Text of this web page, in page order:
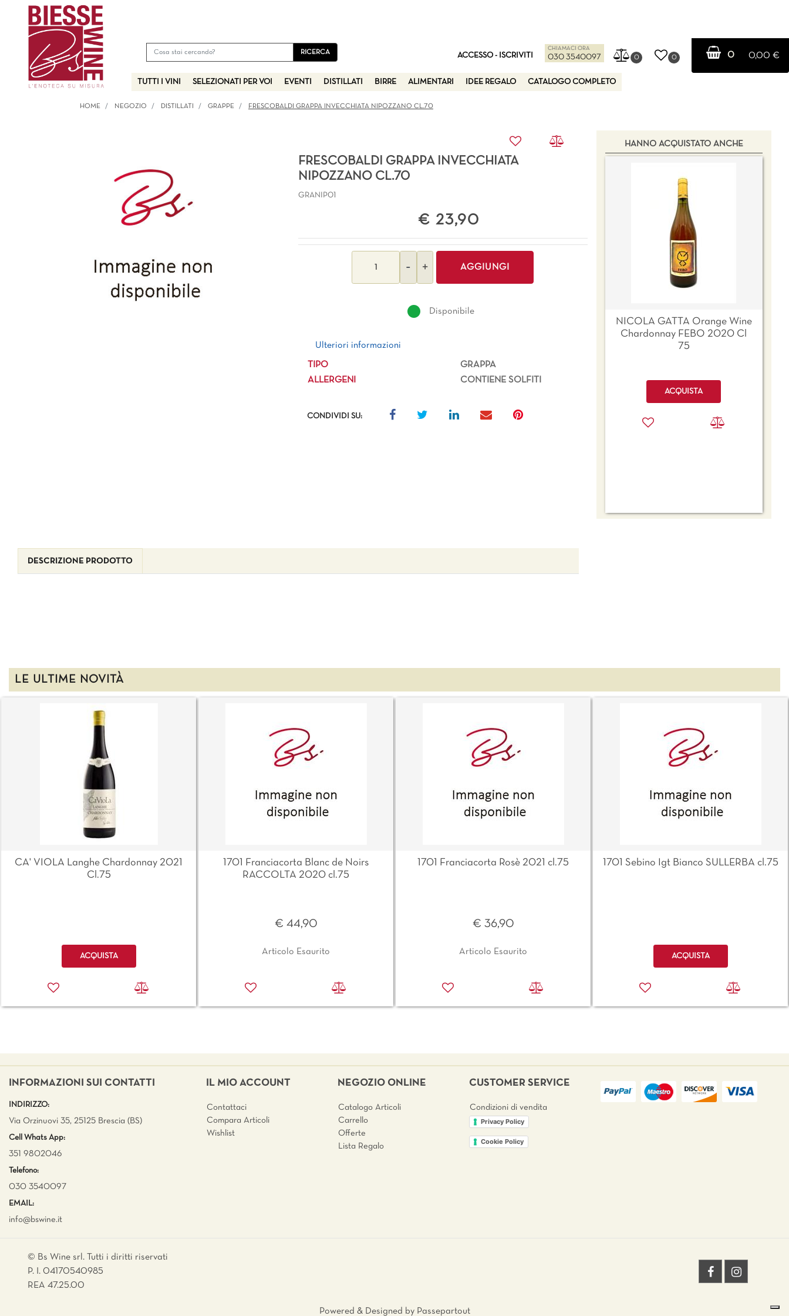
ACCESSO - ISCRIVITI
CHIAMACI ORA
030 3540097 0 0 0 0,00 €
TUTTI I VINI SELEZIONATI PER VOI EVENTI DISTILLATI BIRRE ALIMENTARI IDEE REGALO CATALOGO COMPLETO
HOME NEGOZIO DISTILLATI GRAPPE FRESCOBALDI GRAPPA INVECCHIATA NIPOZZANO CL.70
FRESCOBALDI GRAPPA INVECCHIATA
NIPOZZANO CL.70
GRANIP01
€ 23,90
AGGIUNGI
Disponibile
Ulteriori informazioni
Ulteriori informazioni
TIPO
GRAPPA
ALLERGENI
CONTIENE SOLFITI
CONDIVIDI SU:
HANNO ACQUISTATO ANCHE
NICOLA GATTA Orange Wine
Chardonnay FEBO 2020 Cl
75
Quantità
ACQUISTA
DESCRIZIONE PRODOTTO
LE ULTIME NOVITÀ
CA' VIOLA Langhe Chardonnay 2021
Cl.75
Quantità
ACQUISTA
1701 Franciacorta Blanc de Noirs
RACCOLTA 2020 cl.75
€ 44,90
Articolo Esaurito
1701 Franciacorta Rosè 2021 cl.75
€ 36,90
Articolo Esaurito
1701 Sebino Igt Bianco SULLERBA cl.75
Quantità
ACQUISTA
INFORMAZIONI SUI CONTATTI
INDIRIZZO:
Via Orzinuovi 35, 25125 Brescia (BS)
Cell Whats App:
351 9802046
Telefono:
030 3540097
EMAIL:
info@bswine.it
IL MIO ACCOUNT
Contattaci
Compara Articoli
Wishlist
NEGOZIO ONLINE
Catalogo Articoli
Carrello
Offerte
Lista Regalo
CUSTOMER SERVICE
Condizioni di vendita
Privacy Policy
Cookie Policy
© Bs Wine srl. Tutti i diritti riservati
P. I. 04170540985
REA 47.25.00
Powered & Designed by Passepartout